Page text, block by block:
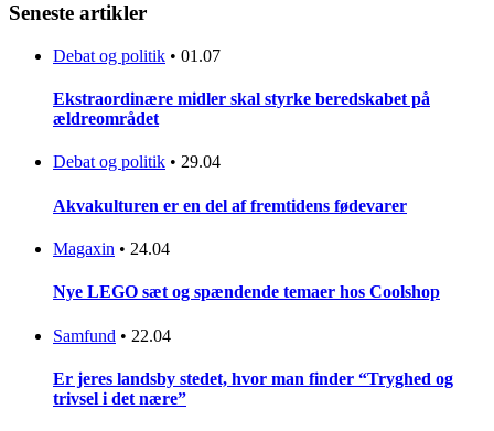
Seneste artikler
Debat og politik • 01.07
Ekstraordinære midler skal styrke beredskabet på
ældreområdet
Debat og politik • 29.04
Akvakulturen er en del af fremtidens fødevarer
Magaxin • 24.04
Nye LEGO sæt og spændende temaer hos Coolshop
Samfund • 22.04
Er jeres landsby stedet, hvor man finder “Tryghed og
trivsel i det nære”